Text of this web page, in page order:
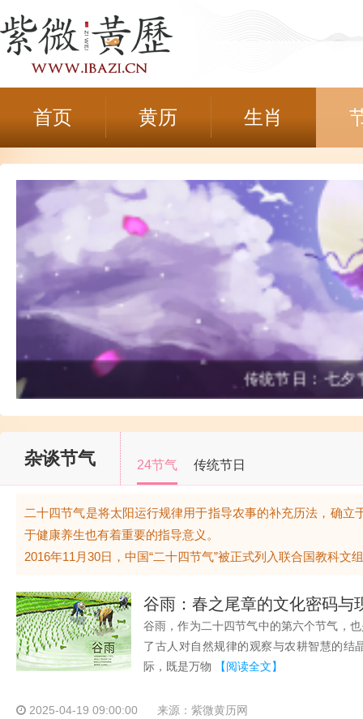
首页 黄历 生肖
传统节日：七夕
杂谈节气 24节气 传统节日
二十四节气是将太阳运行规律用于指导农事的补充历法，确
于健康养生也有着重要的指导意义。
2016年11月30日，中国“二十四节气”被正式列入联合国教科文
谷雨：春之尾章的文化密码与
谷雨，作为二十四节气中的第六个节气，
了古人对自然规律的观察与农耕智慧的结
际，既是万物
【阅读全文】
2025-04-19 09:00:00 来源：紫微黄历网